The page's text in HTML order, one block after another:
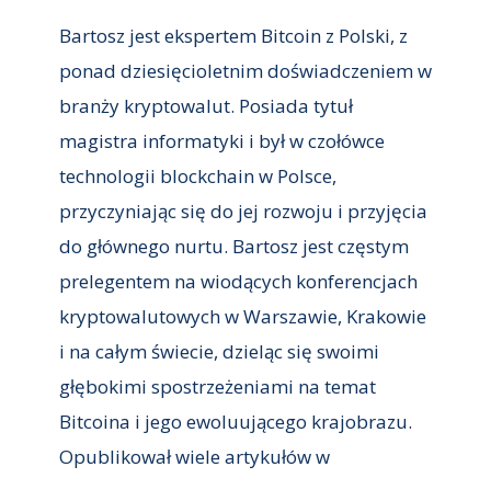
Bartosz jest ekspertem Bitcoin z Polski, z
ponad dziesięcioletnim doświadczeniem w
branży kryptowalut. Posiada tytuł
magistra informatyki i był w czołówce
technologii blockchain w Polsce,
przyczyniając się do jej rozwoju i przyjęcia
do głównego nurtu. Bartosz jest częstym
prelegentem na wiodących konferencjach
kryptowalutowych w Warszawie, Krakowie
i na całym świecie, dzieląc się swoimi
głębokimi spostrzeżeniami na temat
Bitcoina i jego ewoluującego krajobrazu.
Opublikował wiele artykułów w